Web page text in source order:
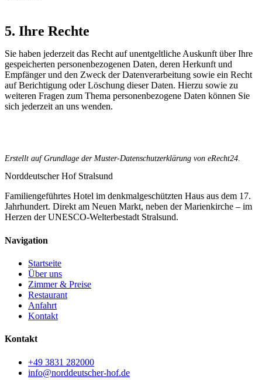
5. Ihre Rechte
Sie haben jederzeit das Recht auf unentgeltliche Auskunft über Ihre
gespeicherten personenbezogenen Daten, deren Herkunft und
Empfänger und den Zweck der Datenverarbeitung sowie ein Recht
auf Berichtigung oder Löschung dieser Daten. Hierzu sowie zu
weiteren Fragen zum Thema personenbezogene Daten können Sie
sich jederzeit an uns wenden.
Erstellt auf Grundlage der Muster-Datenschutzerklärung von eRecht24.
Norddeutscher Hof Stralsund
Familiengeführtes Hotel im denkmalgeschützten Haus aus dem 17.
Jahrhundert. Direkt am Neuen Markt, neben der Marienkirche – im
Herzen der UNESCO-Welterbestadt Stralsund.
Navigation
Startseite
Über uns
Zimmer & Preise
Restaurant
Anfahrt
Kontakt
Kontakt
+49 3831 282000
info@norddeutscher-hof.de